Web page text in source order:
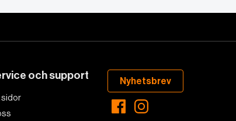
och support
sidor
Nyhetsbrev